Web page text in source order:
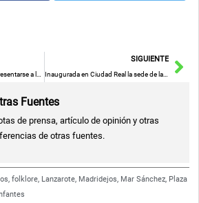
Enrique Riquelme valora presentarse a la presidencia del Real Madrid
SIGUIENTE
Inaugurada en Ciudad Real la sede de la Real Academia de Medicina de Castilla-La Mancha
Fuentes
de prensa, artículo de opinión y otras
de otras fuentes.
,folklore, Lanzarote, Madridejos, Mar Sánchez, Plaza